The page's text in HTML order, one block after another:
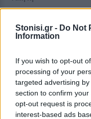
Stonisi.gr - Do Not
Information
If you wish to opt-out
processing of your
targeted advertising
section to confirm
opt-out request is
interest-based ads
Περισσότερες
παραλίες αποκτά ο
Νέες υποδομές σε
Τάρτι, Ευρειακή και
Μυστεγνών, ενώ
αυτόνομης
ήδη σε Κανόνι, Άγιο
Καντίνα
Τσαμάκια